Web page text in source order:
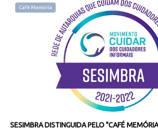
Café Memória
SESIMBRA DISTINGUIDA PELO "CAFÉ